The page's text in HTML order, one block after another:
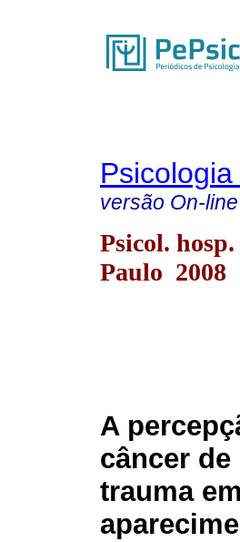
versão On-line
Psicol.
Paulo 2008
A
câncer de
trauma